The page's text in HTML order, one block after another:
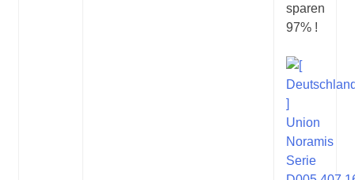
sparen
97% !